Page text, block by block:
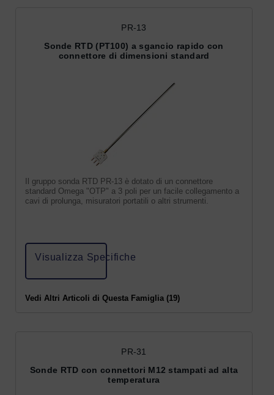
PR-13
Sonde RTD (PT100) a sgancio rapido con
connettore di dimensioni standard
Il gruppo sonda RTD PR-13 è dotato di un connettore
standard Omega "OTP" a 3 poli per un facile collegamento a
cavi di prolunga, misuratori portatili o altri strumenti.
Visualizza Specifiche
Vedi Altri Articoli di Questa Famiglia (19)
PR-31
Sonde RTD con connettori M12 stampati ad alta
temperatura